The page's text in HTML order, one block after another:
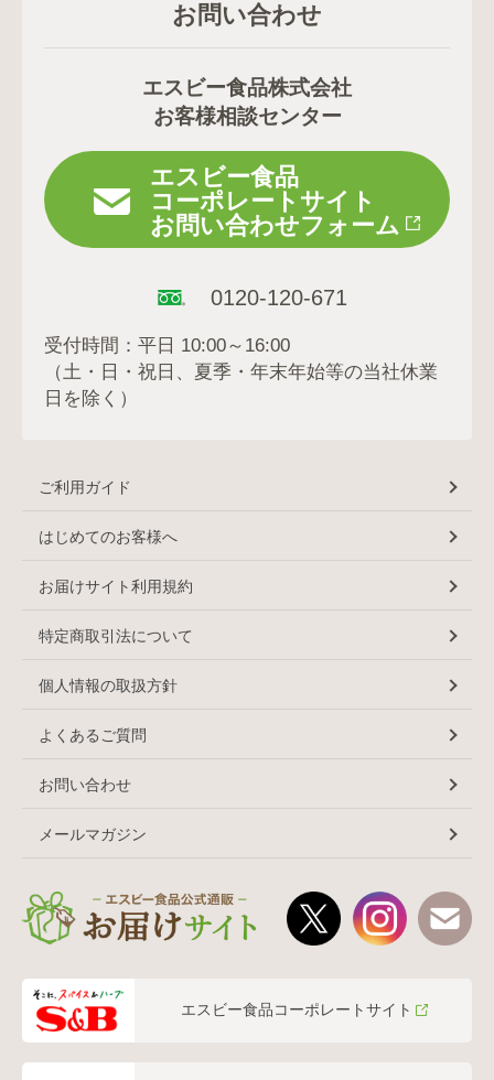
お問い合わせ
エスビー食品株式会社
お客様相談センター
エスビー食品
コーポレートサイト
お問い合わせフォーム
0120-120-671
受付時間：平日 10:00～16:00
（土・日・祝日、夏季・年末年始等の当社休業
日を除く）
ご利用ガイド
はじめてのお客様へ
お届けサイト利用規約
特定商取引法について
個人情報の取扱方針
よくあるご質問
お問い合わせ
メールマガジン
エスビー食品コーポレートサイト